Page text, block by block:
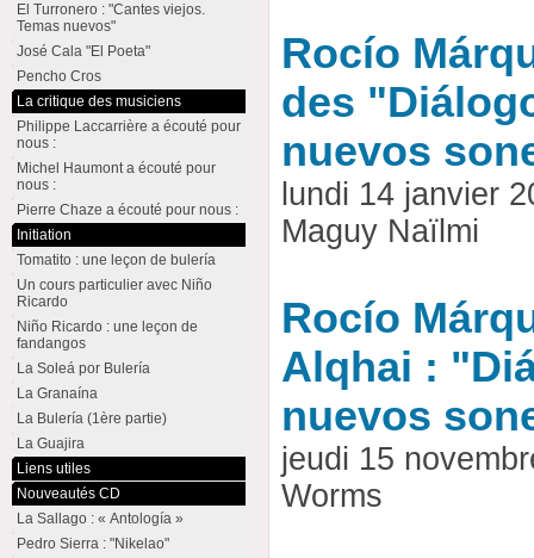
Rocío
des
nuevos
lundi 14 janvier
Maguy Naïlmi
Rocío
Alqhai :
nuevos
jeudi 15
Worms
El Turronero : "Cantes viejos.
Temas nuevos"
José Cala "El Poeta"
Pencho Cros
La critique des musiciens
Philippe Laccarrière a écouté pour
nous :
Michel Haumont a écouté pour
nous :
Pierre Chaze a écouté pour nous :
Initiation
Tomatito : une leçon de bulería
Un cours particulier avec Niño
Ricardo
Niño Ricardo : une leçon de
fandangos
La Soleá por Bulería
La Granaína
La Bulería (1ère partie)
La Guajira
Liens utiles
Nouveautés CD
La Sallago : « Antología »
Pedro Sierra : "Nikelao"